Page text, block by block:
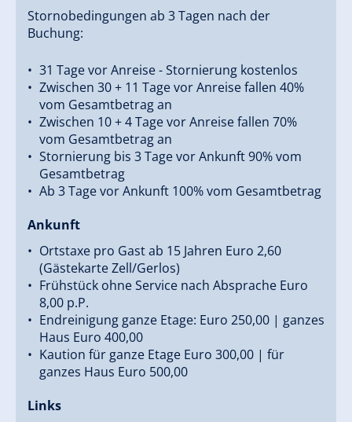
Stornobedingungen ab 3 Tagen nach der
Buchung:
31 Tage vor Anreise - Stornierung kostenlos
Zwischen 30 + 11 Tage vor Anreise fallen 40%
vom Gesamtbetrag an
Zwischen 10 + 4 Tage vor Anreise fallen 70%
vom Gesamtbetrag an
Stornierung bis 3 Tage vor Ankunft 90% vom
Gesamtbetrag
Ab 3 Tage vor Ankunft 100% vom Gesamtbetrag
Ankunft
Ortstaxe pro Gast ab 15 Jahren Euro 2,60
(Gästekarte Zell/Gerlos)
Frühstück ohne Service nach Absprache Euro
8,00 p.P.
Endreinigung ganze Etage: Euro 250,00 | ganzes
Haus Euro 400,00
Kaution für ganze Etage Euro 300,00 | für
ganzes Haus Euro 500,00
Links